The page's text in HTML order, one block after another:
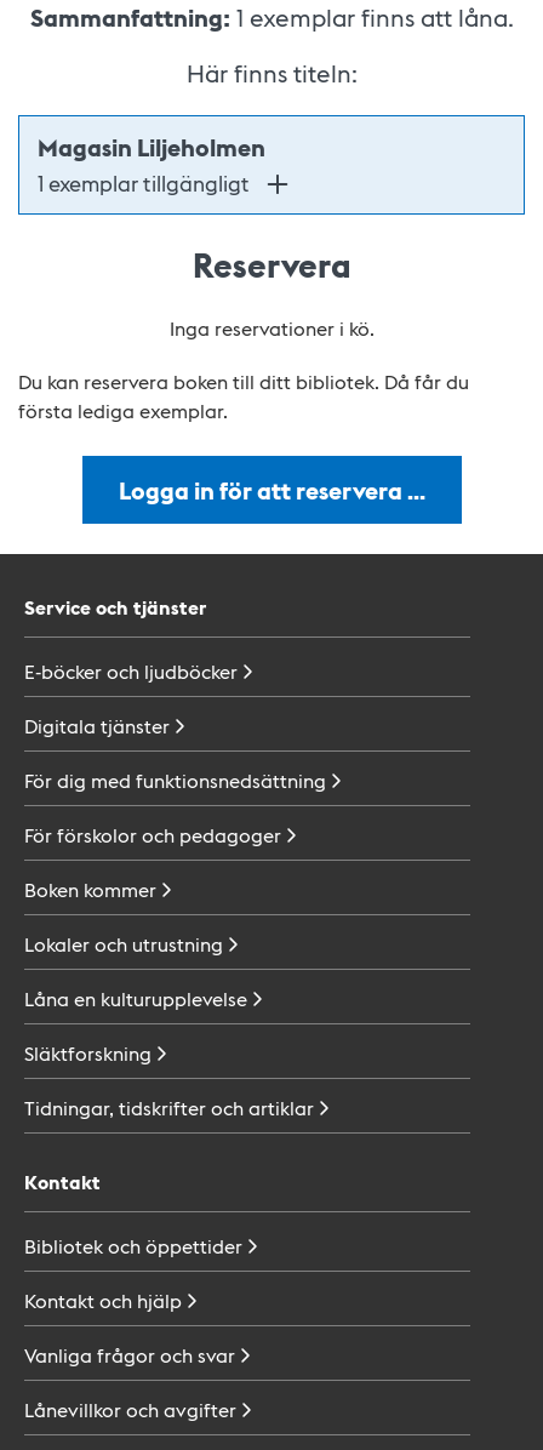
Sammanfattning: 1 exemplar finns att låna.
Här finns titeln:
Magasin Liljeholmen
1 exemplar tillgängligt
Reservera
Inga reservationer i kö.
Du kan reservera boken till ditt bibliotek. Då får du
första lediga exemplar.
Logga in för att reservera …
Service och tjänster
E-böcker och ljudböcker
Digitala tjänster
För dig med funktionsnedsättning
För förskolor och pedagoger
Boken kommer
Lokaler och utrustning
Låna en kulturupplevelse
Släktforskning
Tidningar, tidskrifter ochartiklar
Kontakt
Bibliotek ochöppettider
Kontakt och hjälp
Vanliga frågor ochsvar
Lånevillkor ochavgifter